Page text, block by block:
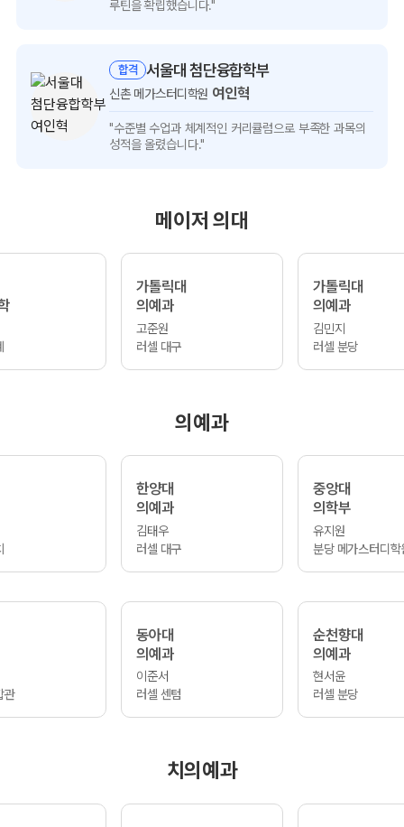
루틴을 확립했습니다."
합격 서울대 첨단융합학부
신촌 메가스터디학원 여인혁
"수준별 수업과 체계적인 커리큘럼으로 부족한 과목의
성적을 올렸습니다."
메이저 의대
가톨릭대
의예과
고준원
러셀 대구
가톨릭대
의예과
김민지
러셀 분당
의예과
한양대
의예과
김태우
러셀 대구
중앙대
의학부
유지원
분당 메가스터디학
관
동아대
의예과
이준서
러셀 센텀
순천향대
의예과
현서윤
러셀 분당
치의예과